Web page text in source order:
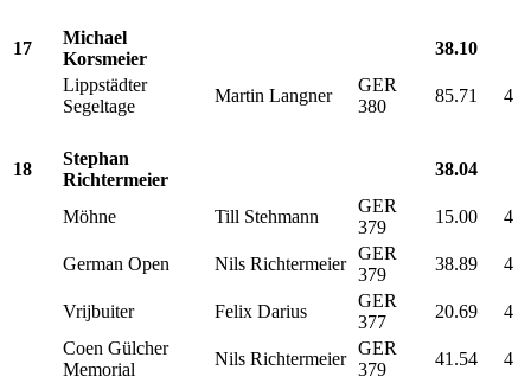
17
Michael
Korsmeier
38.10
Lippstädter
Segeltage
Martin Langner
GER
380
85.71 4
18
Stephan
Richtermeier
38.04
Möhne Till Stehmann
GER
379
15.00 4
German Open Nils Richtermeier
GER
379
38.89 4
Vrijbuiter Felix Darius
GER
377
20.69
4
Coen Gülcher
Memorial
Nils Richtermeier
GER
379
41.54
4